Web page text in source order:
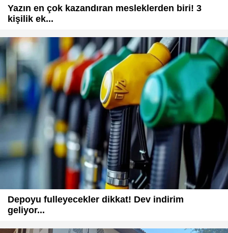
Yazın en çok kazandıran mesleklerden biri! 3
kişilik ek...
Depoyu fulleyecekler dikkat! Dev indirim
geliyor...